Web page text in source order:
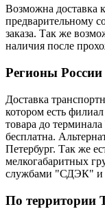
Возможна доставка
предварительному
заказа. Так же
наличия после
Регионы России
Доставка
котором есть
товара до
бесплатна.
Петербург. Так же
мелкогабаритных
службами "СДЭК"
По территории